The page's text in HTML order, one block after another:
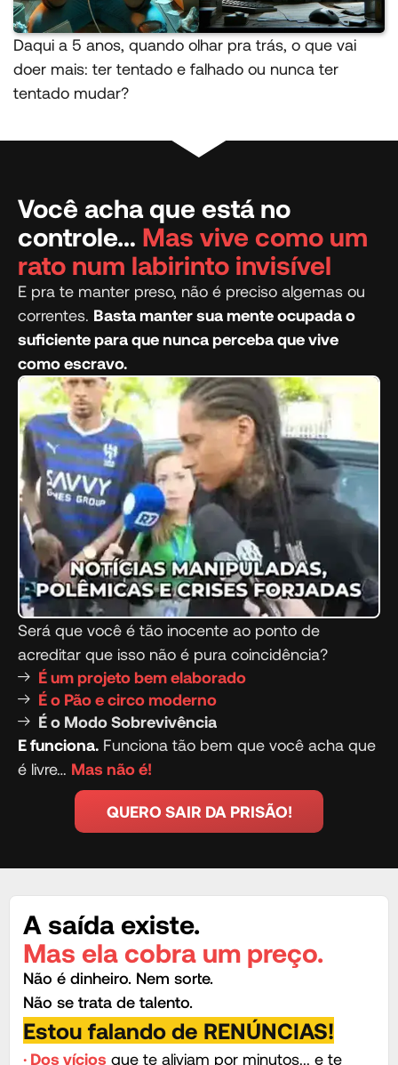
Daqui a 5 anos, quando olhar pra trás, o que vai
doer mais: ter tentado e falhado ou nunca ter
tentado mudar?
Você acha que está no
controle… Mas vive como um
rato num labirinto invisível
E pra te manter preso, não é preciso algemas ou
correntes. Basta manter sua mente ocupada o
suficiente para que nunca perceba que vive
como escravo.
Será que você é tão inocente ao ponto de
acreditar que isso não é pura coincidência?
É um projeto bem elaborado
É o Pão e circo moderno
É o Modo Sobrevivência
E funciona. Funciona tão bem que você acha que
é livre… Mas não é!
QUERO SAIR DA PRISÃO!
A saída existe.
Mas ela cobra um preço.
Não é dinheiro. Nem sorte.
Não se trata de talento.
Estou falando de RENÚNCIAS!
· Dos vícios que te aliviam por minutos... e te